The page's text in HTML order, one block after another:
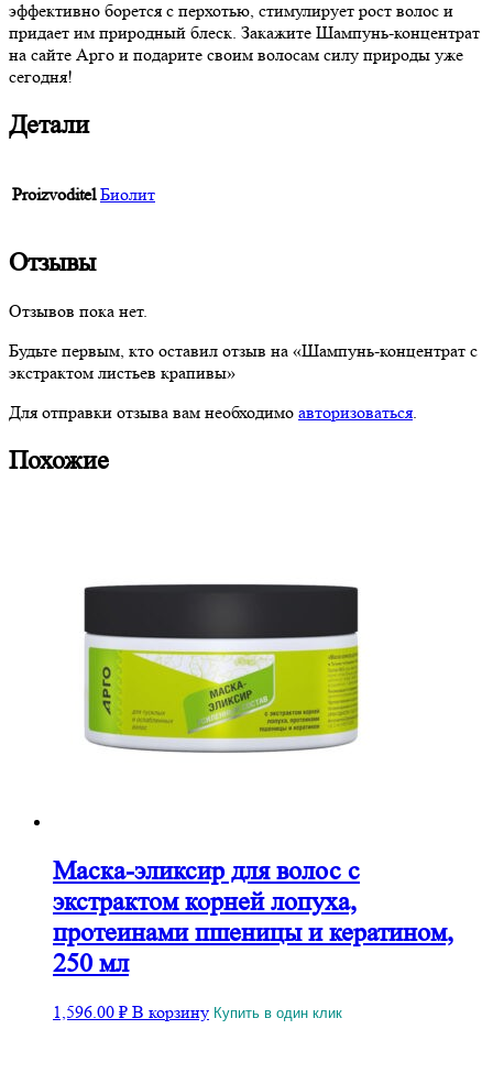
эффективно борется с перхотью, стимулирует рост волос и
придает им природный блеск. Закажите Шампунь-концентрат
на сайте Арго и подарите своим волосам силу природы уже
сегодня!
Детали
Proizvoditel Биолит
Отзывы
Отзывов пока нет.
Будьте первым, кто оставил отзыв на «Шампунь-концентрат с
экстрактом листьев крапивы»
Для отправки отзыва вам необходимо авторизоваться.
Похожие
Маска-эликсир для волос с
экстрактом корней лопуха,
протеинами пшеницы и кератином,
250 мл
1,596.00 ₽ В корзину Купить в один клик